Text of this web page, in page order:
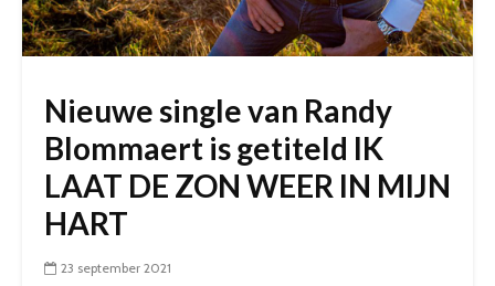
Nieuwe single van Randy
Blommaert is getiteld IK
LAAT DE ZON WEER IN MIJN
HART
23 september 2021